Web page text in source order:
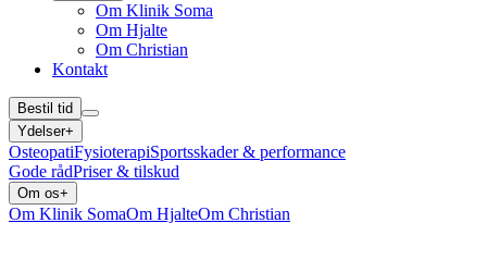
Om Klinik Soma
Om Hjalte
Om Christian
Kontakt
Bestil tid
Ydelser+
OsteopatiFysioterapiSportsskader & performance
Gode rådPriser & tilskud
Om os+
Om Klinik SomaOm HjalteOm Christian